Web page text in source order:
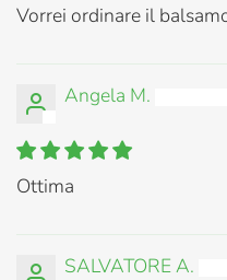
Vorrei ordinare il
Angela M.
Ottima
SALVATORE A.